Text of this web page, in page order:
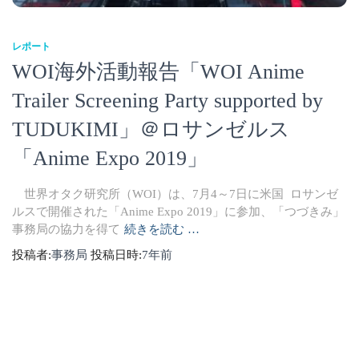
レポート
WOI海外活動報告「WOI Anime
Trailer Screening Party supported by
TUDUKIMI」＠ロサンゼルス
「Anime Expo 2019」
世界オタク研究所（WOI）は、7月4～7日に米国 ロサンゼ
ルスで開催された「Anime Expo 2019」に参加、「つづきみ」
事務局の協力を得て 続きを読む …
投稿者:事務局 投稿日時:7年前